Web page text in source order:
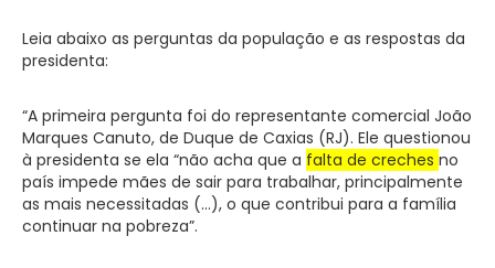
Leia abaixo as perguntas da população e as respostas da
presidenta:
“A primeira pergunta foi do representante comercial João
Marques Canuto, de Duque de Caxias (RJ). Ele questionou
à presidenta se ela “não acha que a falta de creches no
país impede mães de sair para trabalhar, principalmente
as mais necessitadas (…), o que contribui para a família
continuar na pobreza”.